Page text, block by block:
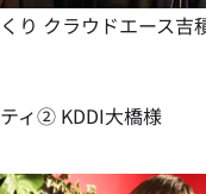
り クラウドエース吉
ィ② KDDI大橋様